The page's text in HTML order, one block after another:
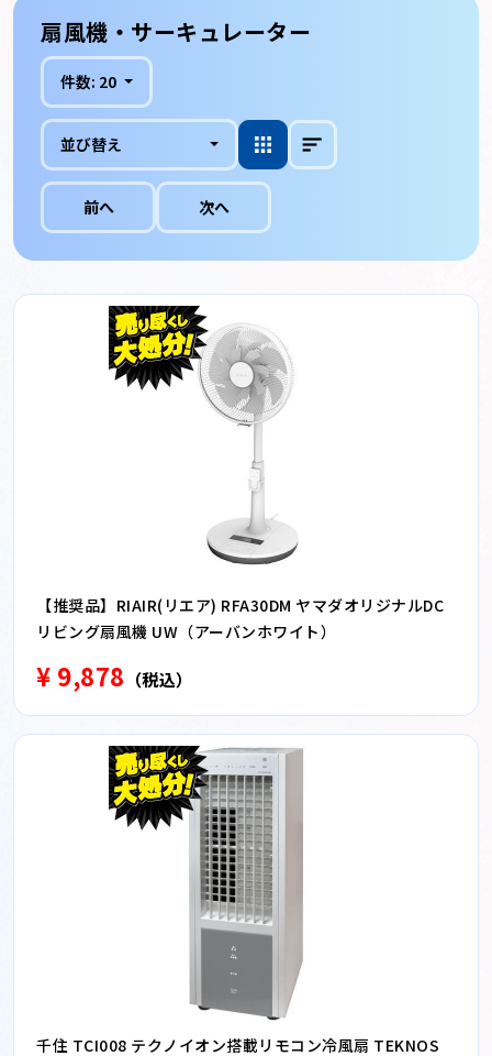
扇風機・サーキュレーター
件数: 20
並び替え
前へ 次へ
【推奨品】RIAIR(リエア) RFA30DM ヤマダオリジナルDC
リビング扇風機 UW（アーバンホワイト）
¥ 9,878 （税込）
千住 TCI008 テクノイオン搭載リモコン冷風扇 TEKNOS